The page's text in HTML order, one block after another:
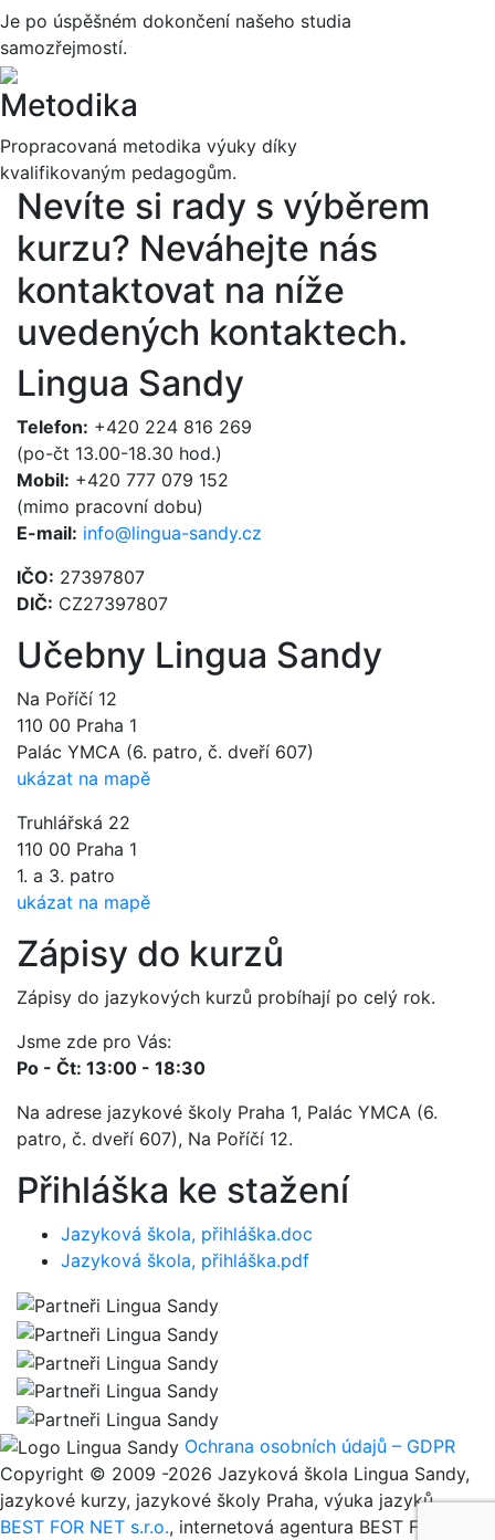
Je po úspěšném dokončení našeho studia
samozřejmostí.
Metodika
Propracovaná metodika výuky díky
kvalifikovaným pedagogům.
Nevíte si rady s výběrem
kurzu? Neváhejte nás
kontaktovat na níže
uvedených kontaktech.
Lingua Sandy
Telefon: +420 224 816 269
(po-čt 13.00-18.30 hod.)
Mobil: +420 777 079 152
(mimo pracovní dobu)
E-mail: info@lingua-sandy.cz
IČO: 27397807
DIČ: CZ27397807
Učebny Lingua Sandy
Na Poříčí 12
110 00 Praha 1
Palác YMCA (6. patro, č. dveří 607)
ukázat na mapě
Truhlářská 22
110 00 Praha 1
1. a 3. patro
ukázat na mapě
Zápisy do kurzů
Zápisy do jazykových kurzů probíhají po celý rok.
Jsme zde pro Vás:
Po - Čt: 13:00 - 18:30
Na adrese jazykové školy Praha 1, Palác YMCA (6.
patro, č. dveří 607), Na Poříčí 12.
Přihláška ke stažení
Jazyková škola, přihláška.doc
Jazyková škola, přihláška.pdf
Ochrana osobních údajů – GDPR
Copyright © 2009 -2026 Jazyková škola Lingua Sandy,
jazykové kurzy, jazykové školy Praha, výuka jazyků
BEST FOR NET s.r.o., internetová agentura BEST FOR NET